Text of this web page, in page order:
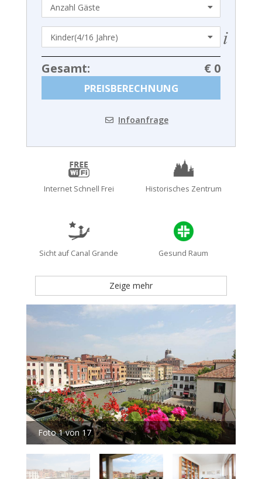
Gesamt: € 0
PREISBERECHNUNG
Infoanfrage
Internet Schnell Frei Historisches Zentrum
Sicht auf Canal Grande Gesund Raum
Zeige mehr
Foto 1 von 17